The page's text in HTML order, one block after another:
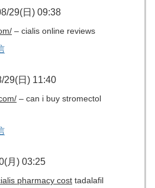
29(日) 09:38
– cialis online reviews
29(日) 11:40
– can i buy stromectol
月) 03:25
pharmacy cost tadalafil